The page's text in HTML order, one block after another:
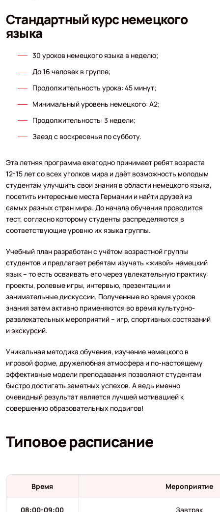
Стандартный курс немецкого
языка
30 уроков немецкого языка в неделю;
До 16 человек в группе;
Продолжительность урока: 45 минут;
Минимальный уровень немецкого: А2;
Продолжительность: 3 недели;
Заезд с воскресенья по субботу.
Эта летняя программа ежегодно принимает ребят возраста
12-15 лет со всех уголков мира и даёт возможность молодым
студентам улучшить свои знания в области немецкого языка,
посетить интересные места Германии и найти друзей из
самых разных стран мира. До начала обучения проводится
тест, согласно которому студенты распределяются в
соответствующие уровню их языка группы.
Учебный план разработан с учётом возрастной группы
студентов и предлагает ребятам изучать «живой» немецкий
язык – то есть осваивать его через увлекательную практику:
проекты, ролевые игры, интервью, презентации и
занимательные дискуссии. Полученные во время уроков
знания затем активно применяются во время культурно-
развлекательных мероприятий – игр, спортивных состязаний
и экскурсий.
Уникальная методика обучения, изучение немецкого в
игровой форме, дружелюбная атмосфера и по-настоящему
эффективные модели преподавания позволяют студентам
быстро достигать заметных успехов. А ведь именно
очевидный результат является лучшей мотивацией к
совершению образовательных подвигов!
Типовое расписание
Время Мероприятие
08:00-09:00 Завтрак